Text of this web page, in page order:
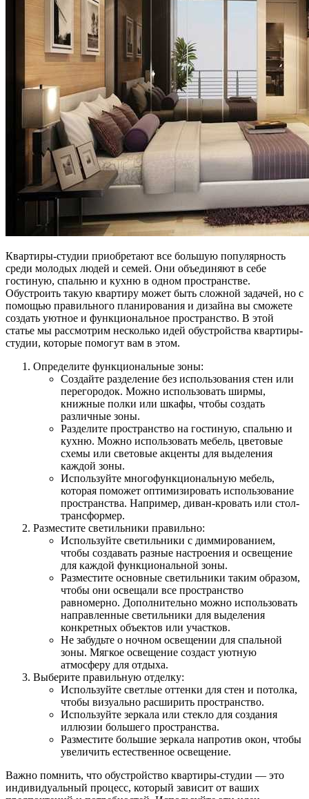
Квартиры-студии приобретают все большую популярность
среди молодых людей и семей. Они объединяют в себе
гостиную, спальню и кухню в одном пространстве.
Обустроить такую квартиру может быть сложной задачей, но с
помощью правильного планирования и дизайна вы сможете
создать уютное и функциональное пространство. В этой
статье мы рассмотрим несколько идей обустройства квартиры-
студии, которые помогут вам в этом.
Определите функциональные зоны:
Создайте разделение без использования стен или
перегородок. Можно использовать ширмы,
книжные полки или шкафы, чтобы создать
различные зоны.
Разделите пространство на гостиную, спальню и
кухню. Можно использовать мебель, цветовые
схемы или световые акценты для выделения
каждой зоны.
Используйте многофункциональную мебель,
которая поможет оптимизировать использование
пространства. Например, диван-кровать или стол-
трансформер.
Разместите светильники правильно:
Используйте светильники с диммированием,
чтобы создавать разные настроения и освещение
для каждой функциональной зоны.
Разместите основные светильники таким образом,
чтобы они освещали все пространство
равномерно. Дополнительно можно использовать
направленные светильники для выделения
конкретных объектов или участков.
Не забудьте о ночном освещении для спальной
зоны. Мягкое освещение создаст уютную
атмосферу для отдыха.
Выберите правильную отделку:
Используйте светлые оттенки для стен и потолка,
чтобы визуально расширить пространство.
Используйте зеркала или стекло для создания
иллюзии большего пространства.
Разместите большие зеркала напротив окон, чтобы
увеличить естественное освещение.
Важно помнить, что обустройство квартиры-студии — это
индивидуальный процесс, который зависит от ваших